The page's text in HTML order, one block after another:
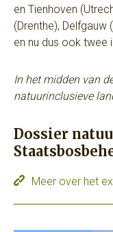
en Tienhoven
(Drenthe), Delfgauw
en nu dus ook twee
In het midden van
natuurinclusieve
Dossier
Meer over het